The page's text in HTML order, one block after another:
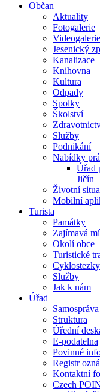
Občan
Aktuality
Fotogalerie
Videogalerie
Jesenický
Kanalizace
Knihovna
Kultura
Odpady
Spolky
Školství
Služby
Podnikání
Nabídky
Úřad
Jičín
Životní
Mobilní
Turista
Památky
Zajímavá
Okolí obce
Turistické
Cyklostezky
Služby
Jak k nám
Úřad
Samospráva
Struktura
Úřední
E-podatelna
Povinné
Registr
Kontaktní
Czech